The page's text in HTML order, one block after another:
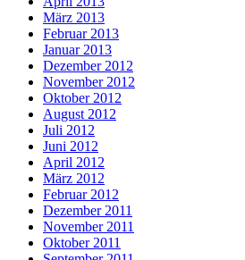
März 2013
Februar 2013
Januar 2013
Dezember 2012
November 2012
Oktober 2012
August 2012
Juli 2012
Juni 2012
April 2012
März 2012
Februar 2012
Dezember 2011
November 2011
Oktober 2011